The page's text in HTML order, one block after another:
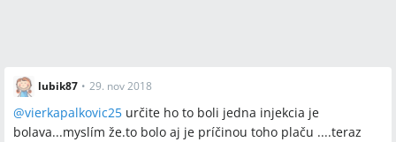
lubik87 • 29. nov 2018
@vierkapalkovic25 určite ho to boli jedna injekcia je
bolava...myslím že.to bolo aj je príčinou toho plaču ....teraz